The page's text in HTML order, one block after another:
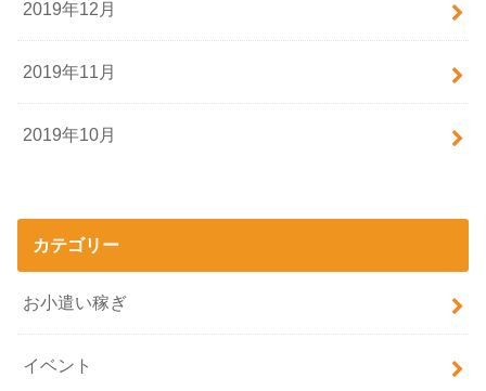
2019年12月
2019年11月
2019年10月
カテゴリー
お小遣い稼ぎ
イベント